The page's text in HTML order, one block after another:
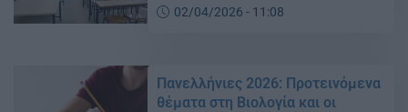
02/04/2026 - 11:08
Πανελλήνιες 2026: Προτεινόμενα
θέματα στη Βιολογία και οι